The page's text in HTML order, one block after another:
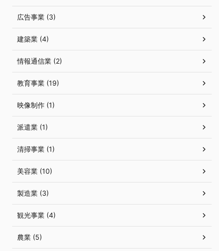
広告事業 (3)
建築業 (4)
情報通信業 (2)
教育事業 (19)
映像制作 (1)
派遣業 (1)
清掃事業 (1)
美容業 (10)
製造業 (3)
観光事業 (4)
農業 (5)